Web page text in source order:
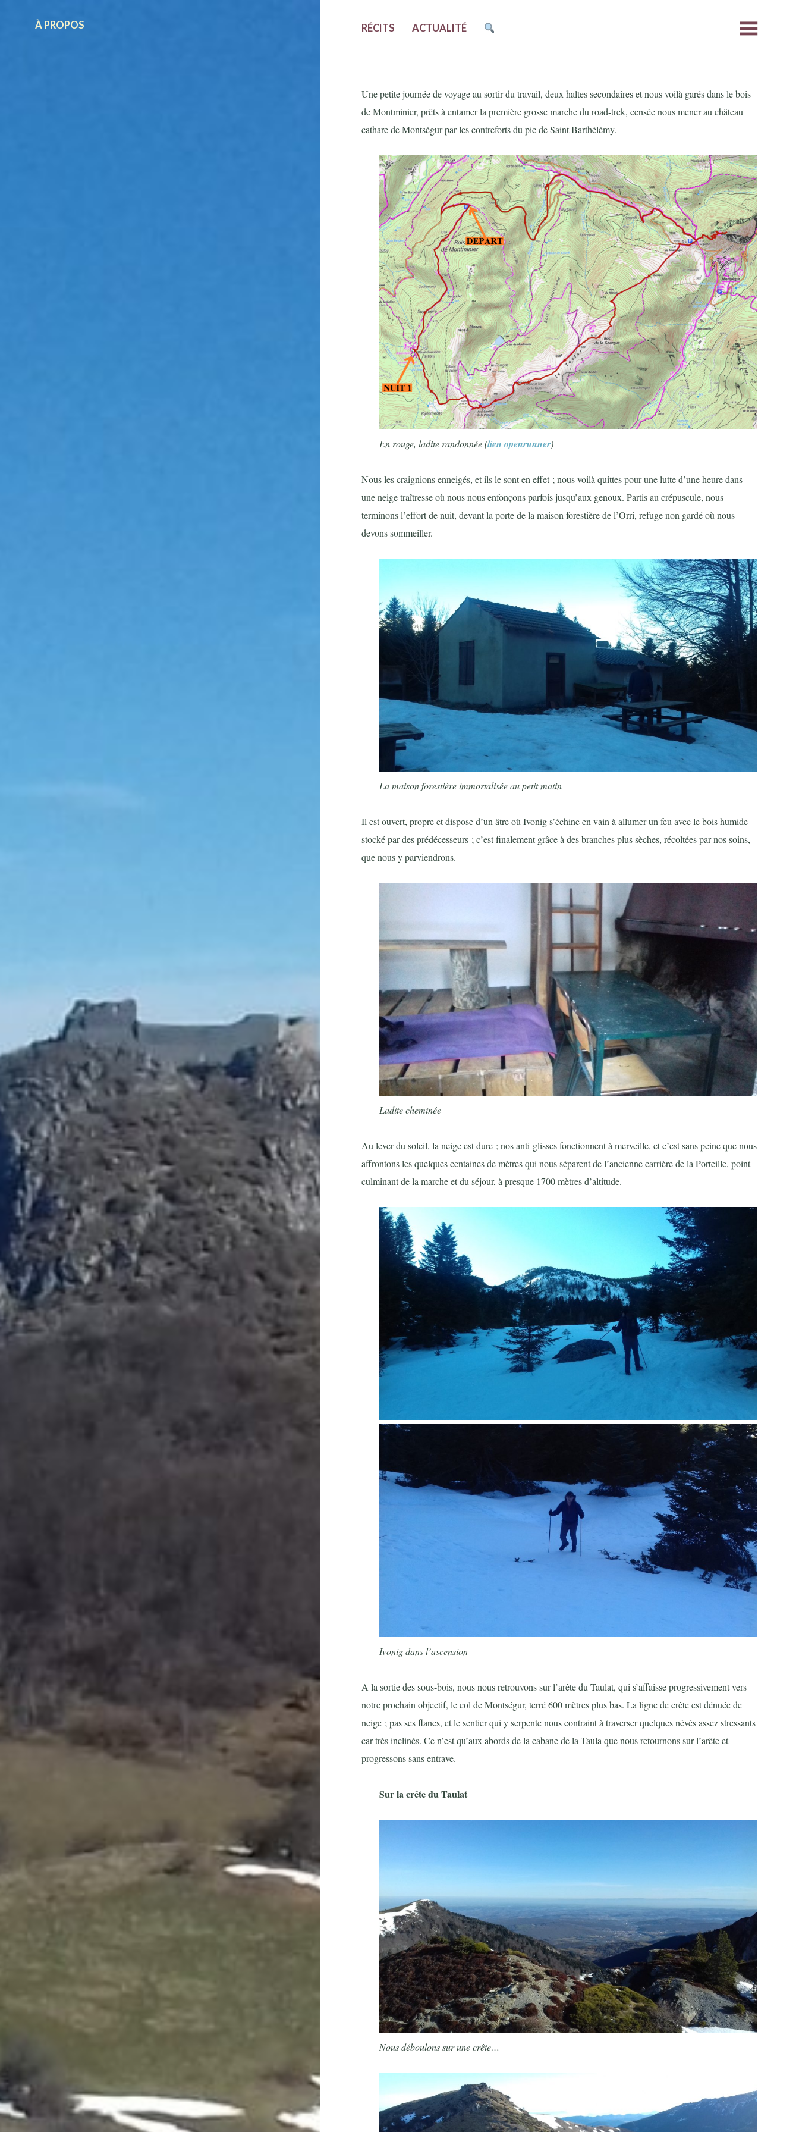
À PROPOS RÉCITS ACTUALITÉ
Une petite journée de voyage au sortir du travail, deux haltes secondaires et nous voilà garés dans le bois
de Montminier, prêts à entamer la première grosse marche du road-trek, censée nous mener au château
cathare de Montségur par les contreforts du pic de Saint Barthélémy.
En rouge, ladite randonnée(lien openrunner)
Nous les craignions enneigés, et ils le sont en effet ; nous voilà quittes pour une lutte d’une heure dans
une neige traîtresse où nous nous enfonçons parfois jusqu’aux genoux. Partis au crépuscule, nous
terminons l’effort de nuit, devant la porte de la maison forestière de l’Orri, refuge non gardé où nous
devons sommeiller.
La maison forestière immortalisée au petit matin
Il est ouvert, propre et dispose d’un âtre où Ivonig s’échine en vain à allumer un feu avec le bois humide
stocké par des prédécesseurs ; c’est finalement grâce à des branches plus sèches, récoltées par nos soins,
que nous y parviendrons.
Ladite cheminée
Au lever du soleil, la neige est dure ; nos anti-glisses fonctionnent à merveille, et c’est sans peine que nous
affrontons les quelques centaines de mètres qui nous séparent de l’ancienne carrière de la Porteille, point
culminant de la marche et du séjour, à presque 1700 mètres d’altitude.
Ivonig dans l’ascension
A la sortie des sous-bois, nous nous retrouvons sur l’arête du Taulat, qui s’affaisse progressivement vers
notre prochain objectif, le col de Montségur, terré 600 mètres plus bas. La ligne de crête est dénuée de
neige ; pas ses flancs, et le sentier qui y serpente nous contraint à traverser quelques névés assez stressants
car très inclinés. Ce n’est qu’aux abords de la cabane de la Taula que nous retournons sur l’arête et
progressons sans entrave.
Sur la crête du Taulat
Nous déboulons sur une crête…